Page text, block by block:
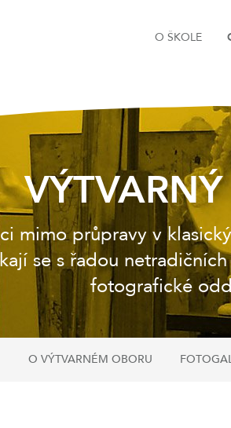
O ŠKOLE
mimo průpravy v
se s řadou
fotografické
O VÝTVARNÉM OBORU